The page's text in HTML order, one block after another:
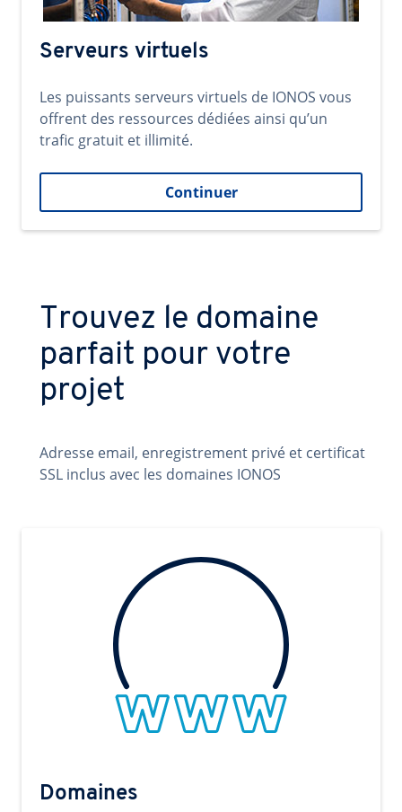
Serveurs virtuels
Les puissants serveurs virtuels de IONOS vous
offrent des ressources dédiées ainsi qu’un
trafic gratuit et illimité.
Continuer
Trouvez le domaine
parfait pour votre
projet
Adresse email, enregistrement privé et certificat
SSL inclus avec les domaines IONOS
Domaines